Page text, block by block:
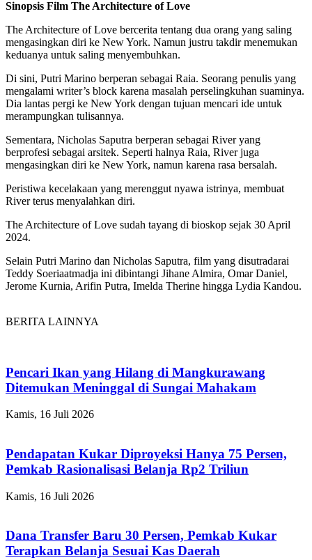
Sinopsis Film The Architecture of Love
The Architecture of Love bercerita tentang dua orang yang saling
mengasingkan diri ke New York. Namun justru takdir menemukan
keduanya untuk saling menyembuhkan.
Di sini, Putri Marino berperan sebagai Raia. Seorang penulis yang
mengalami writer’s block karena masalah perselingkuhan suaminya.
Dia lantas pergi ke New York dengan tujuan mencari ide untuk
merampungkan tulisannya.
Sementara, Nicholas Saputra berperan sebagai River yang
berprofesi sebagai arsitek. Seperti halnya Raia, River juga
mengasingkan diri ke New York, namun karena rasa bersalah.
Peristiwa kecelakaan yang merenggut nyawa istrinya, membuat
River terus menyalahkan diri.
The Architecture of Love sudah tayang di bioskop sejak 30 April
2024.
Selain Putri Marino dan Nicholas Saputra, film yang disutradarai
Teddy Soeriaatmadja ini dibintangi Jihane Almira, Omar Daniel,
Jerome Kurnia, Arifin Putra, Imelda Therine hingga Lydia Kandou.
BERITA LAINNYA
Pencari Ikan yang Hilang di Mangkurawang
Ditemukan Meninggal di Sungai Mahakam
Kamis, 16 Juli 2026
Pendapatan Kukar Diproyeksi Hanya 75 Persen,
Pemkab Rasionalisasi Belanja Rp2 Triliun
Kamis, 16 Juli 2026
Dana Transfer Baru 30 Persen, Pemkab Kukar
Terapkan Belanja Sesuai Kas Daerah